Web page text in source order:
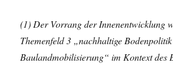
(1) Der Vorrang der Innenentwicklung
Themenfeld 3 „nachhaltige
Baulandmobilisierung“ im Kontext des